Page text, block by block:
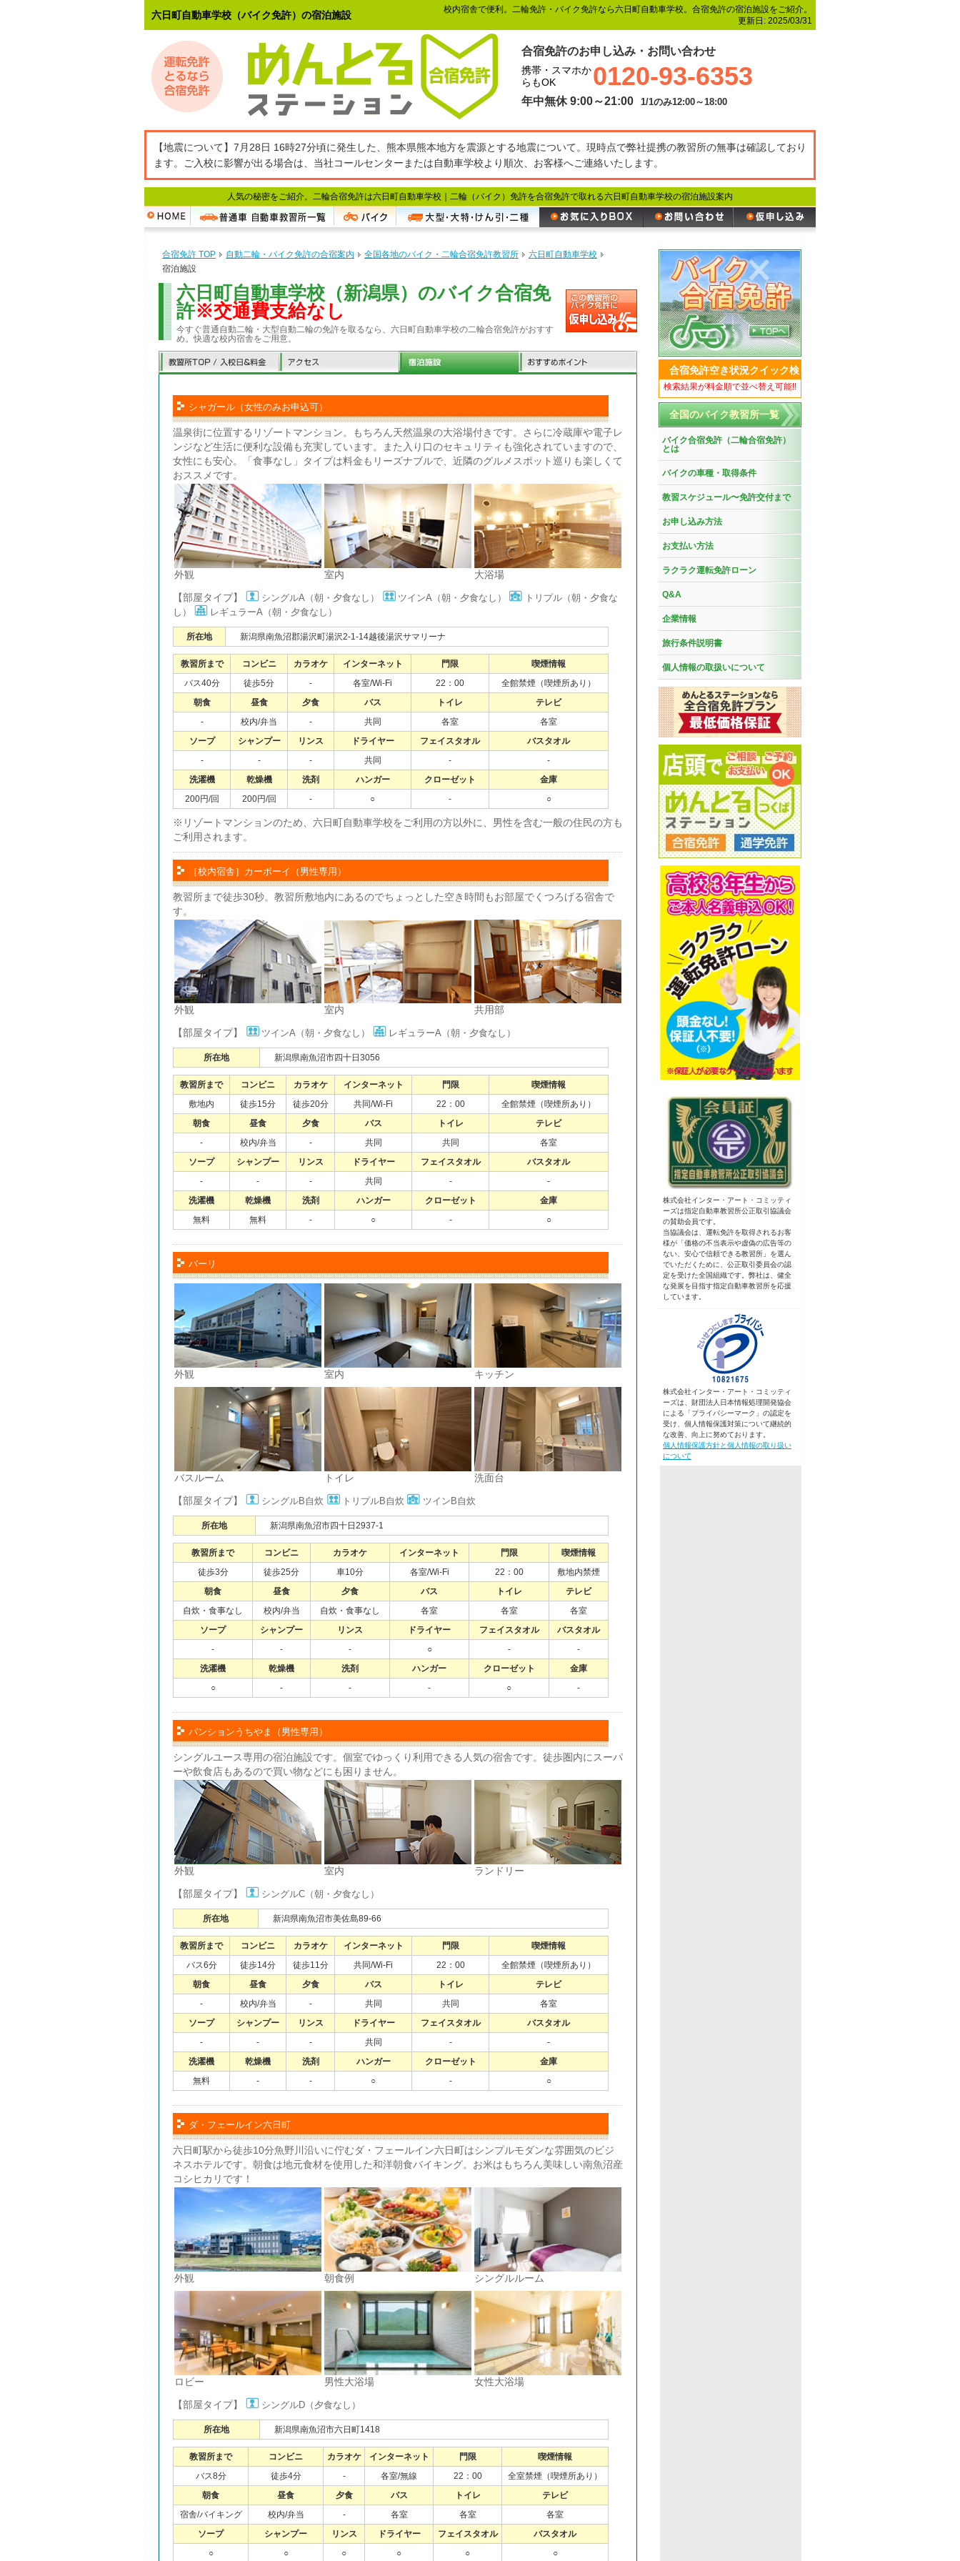
六日町自動車学校（バイク免許）の宿泊施設
校内宿舎で便利。二輪免許・バイク免許なら六日町自動車学校。合宿免許の宿泊施設をご紹介。
更新日: 2025/03/31
合宿免許のお申し込み・お問い合わせ
携帯・スマホか
らもOK
0120-93-6353
年中無休 9:00～21:00 1/1のみ12:00～18:00
【地震について】7月28日 16時27分頃に発生した、熊本県熊本地方を震源とする地震について。現時点で弊社提携の教習所の無事は確認しており
ます。ご入校に影響が出る場合は、当社コールセンターまたは自動車学校より順次、お客様へご連絡いたします。
人気の秘密をご紹介。二輪合宿免許は六日町自動車学校｜ 二輪（バイク）免許を合宿免許で取れる六日町自動車学校の宿泊施設案内
合宿免許 TOP 自動二輪・バイク免許の合宿案内 全国各地のバイク・二輪合宿免許教習所
六日町自動車学校
宿泊施設
六日町自動車学校（新潟県）のバイク合宿免
許※交通費支給なし
今すぐ普通自動二輪・大型自動二輪の免許を取るなら、六日町自動車学校の二輪合宿免許がおすす
め。快適な校内宿舎をご用意。
シャガール（女性のみお申込可）
温泉街に位置するリゾートマンション。もちろん天然温泉の大浴場付きです。さらに冷蔵庫や電子レ
ンジなど生活に便利な設備も充実しています。また入り口のセキュリティも強化されていますので、
女性にも安心。「食事なし」タイプは料金もリーズナブルで、近隣のグルメスポット巡りも楽しくて
おススメです。
外観 室内 大浴場
【部屋タイプ】 シングルA（朝・夕食なし） ツインA（朝・夕食なし）
トリプル（朝・夕食な
し）
レギュラーA（朝・夕食なし）
所在地 新潟県南魚沼郡湯沢町湯沢2-1-14越後湯沢サマリーナ
教習所まで コンビニ カラオケ インターネット 門限
喫煙情報
バス40分
徒歩5分 - 各室/Wi-Fi 22：00
全館禁煙（喫煙所あり）
朝食
昼食 夕食 バス トイレ
テレビ
-
校内/弁当 - 共同 各室
各室
ソープ
シャンプー リンス ドライヤー フェイスタオル
バスタオル
-
- - 共同 -
-
洗濯機
乾燥機 洗剤 ハンガー クローゼット
金庫
200円/回
200円/回 - ○ - ○
※リゾートマンションのため、六日町自動車学校をご利用の方以外に、男性を含む一般の住民の方も
ご利用されます。
［校内宿舎］カーボーイ（男性専用）
教習所まで徒歩30秒。教習所敷地内にあるのでちょっとした空き時間もお部屋でくつろげる宿舎で
す。
外観 室内 共用部
【部屋タイプ】 ツインA（朝・夕食なし） レギュラーA（朝・夕食なし）
所在地 新潟県南魚沼市四十日3056
教習所まで コンビニ カラオケ インターネット 門限
喫煙情報
敷地内
徒歩15分 徒歩20分 共同/Wi-Fi 22：00
全館禁煙（喫煙所あり）
朝食
昼食 夕食 バス トイレ
テレビ
-
校内/弁当 - 共同 共同
各室
ソープ
シャンプー リンス ドライヤー フェイスタオル
バスタオル
-
- - 共同 -
-
洗濯機
乾燥機 洗剤 ハンガー クローゼット
金庫
無料
無料 - ○ - ○
バーリ
外観 室内 キッチン
バスルーム トイレ 洗面台
【部屋タイプ】 シングルB自炊 トリプルB自炊 ツインB自炊
所在地 新潟県南魚沼市四十日2937-1
教習所まで コンビニ カラオケ インターネット 門限
喫煙情報
徒歩3分
徒歩25分 車10分 各室/Wi-Fi 22：00
敷地内禁煙
朝食
昼食 夕食 バス トイレ
テレビ
自炊・食事なし
校内/弁当 自炊・食事なし 各室 各室
各室
ソープ
シャンプー リンス ドライヤー フェイスタオル
バスタオル
-
- - ○ -
-
洗濯機
乾燥機 洗剤 ハンガー クローゼット
金庫
○
- - - ○ -
パンションうちやま（男性専用）
シングルユース専用の宿泊施設です。個室でゆっくり利用できる人気の宿舎です。徒歩圏内にスーパ
ーや飲食店もあるので買い物などにも困りません。
外観 室内 ランドリー
【部屋タイプ】 シングルC（朝・夕食なし）
所在地 新潟県南魚沼市美佐島89-66
教習所まで コンビニ カラオケ インターネット 門限
喫煙情報
バス6分
徒歩14分 徒歩11分 共同/Wi-Fi 22：00
全館禁煙（喫煙所あり）
朝食
昼食 夕食 バス トイレ
テレビ
-
校内/弁当 - 共同 共同
各室
ソープ
シャンプー リンス ドライヤー フェイスタオル
バスタオル
-
- - 共同 -
-
洗濯機
乾燥機 洗剤 ハンガー クローゼット
金庫
無料
- - ○ - ○
ダ・フェールイン六日町
六日町駅から徒歩10分魚野川沿いに佇むダ・フェールイン六日町はシンプルモダンな雰囲気のビジ
ネスホテルです。朝食は地元食材を使用した和洋朝食バイキング。お米はもちろん美味しい南魚沼産
コシヒカリです！
外観 朝食例 シングルルーム
ロビー 男性大浴場 女性大浴場
【部屋タイプ】 シングルD（夕食なし）
所在地 新潟県南魚沼市六日町1418
教習所まで コンビニ カラオケ インターネット 門限
喫煙情報
バス8分
徒歩4分 - 各室/無線 22：00
全室禁煙（喫煙所あり）
朝食
昼食 夕食 バス トイレ
テレビ
宿舎/バイキング
校内/弁当 - 各室 各室
各室
ソープ
シャンプー リンス ドライヤー フェイスタオル
バスタオル
○
○ ○ ○ ○ ○
合宿免許空き状況クイック検
索検索結果が料金順で並べ替え可能!!
全国のバイク教習所一覧
バイク合宿免許（二輪合宿免許）
とは
バイクの車種・取得条件
教習スケジュール〜免許交付まで
お申し込み方法
お支払い方法
ラクラク運転免許ローン
Q&A
企業情報
旅行条件説明書
個人情報の取扱いについて
株式会社インター・アート・コミッティ
ーズは指定自動車教習所公正取引協議会
の賛助会員です。
当協議会は、運転免許を取得されるお客
様が「価格の不当表示や虚偽の広告等の
ない、安心で信頼できる教習所」を選ん
でいただくために、公正取引委員会の認
定を受けた全国組織です。弊社は、健全
な発展を目指す指定自動車教習所を応援
しています。
株式会社インター・アート・コミッティ
ーズは、財団法人日本情報処理開発協会
による「プライバシーマーク」の認定を
受け、個人情報保護対策について継続的
な改善、向上に努めております。
個人情報保護方針と個人情報の取り扱い
について